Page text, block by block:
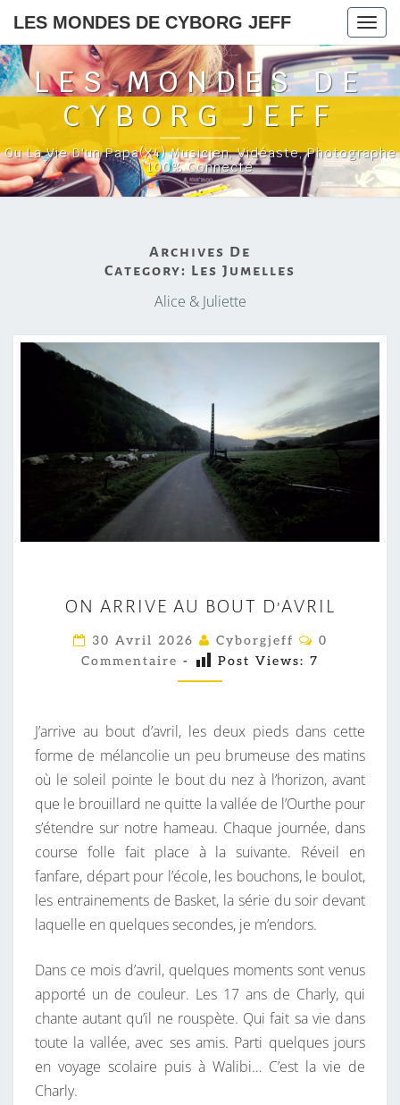
LES MONDES DE CYBORG JEFF
LES MONDES DE
CYBORG JEFF
Ou La Vie D'un Papa(x4) Musicien, Vidéaste, Photographe
100% Connecté
Archives De
Category: Les Jumelles
Alice & Juliette
N
A
R
R
V
E
A
U
B
O
U
T
D
A
V
R
I
L
ON ARRIVE AU BOUT D’AVRIL
30 Avril 2026 Cyborgjeff
C
M
A
I
R
E
S
0
Commentaire - Post Views: 7
J’arrive au bout d’avril, les deux pieds dans cette
forme de mélancolie un peu brumeuse des matins
où le soleil pointe le bout du nez à l’horizon, avant
que le brouillard ne quitte la vallée de l’Ourthe pour
s’étendre sur notre hameau. Chaque journée, dans
course folle fait place à la suivante. Réveil en
fanfare, départ pour l’école, les bouchons, le boulot,
les entrainements de Basket, la série du soir devant
laquelle en quelques secondes, je m’endors.
Dans ce mois d’avril, quelques moments sont venus
apporté un de couleur. Les 17 ans de Charly, qui
chante autant qu’il ne rouspète. Qui fait sa vie dans
toute la vallée, avec ses amis. Parti quelques jours
en voyage scolaire puis à Walibi… C’est la vie de
Charly.